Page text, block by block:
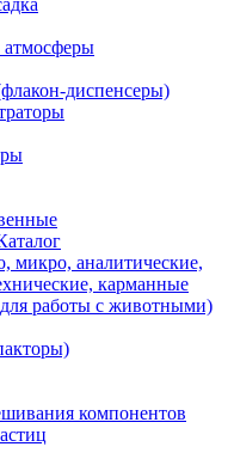
атмосферы
диспенсеры)
микро, аналитические,
карманные
работы с животными)
компонентов